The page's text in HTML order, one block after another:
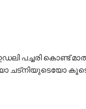
പച്ചരി കൊണ്ട്
ചട്നിയുടെയോ